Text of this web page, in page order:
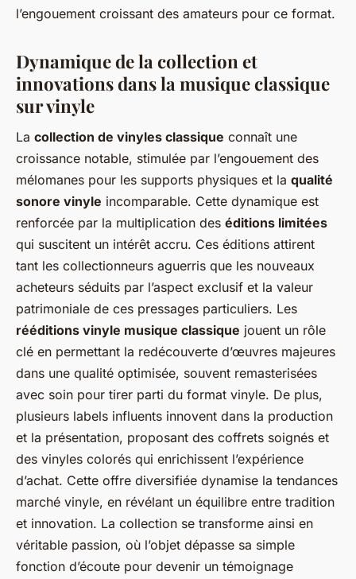
l’engouement croissant des amateurs pour ce format.
Dynamique de la collection et
innovations dans la musique classique
sur vinyle
La collection de vinyles classique connaît une
croissance notable, stimulée par l’engouement des
mélomanes pour les supports physiques et la qualité
sonore vinyle incomparable. Cette dynamique est
renforcée par la multiplication des éditions limitées
qui suscitent un intérêt accru. Ces éditions attirent
tant les collectionneurs aguerris que les nouveaux
acheteurs séduits par l’aspect exclusif et la valeur
patrimoniale de ces pressages particuliers. Les
rééditions vinyle musique classique jouent un rôle
clé en permettant la redécouverte d’œuvres majeures
dans une qualité optimisée, souvent remasterisées
avec soin pour tirer parti du format vinyle. De plus,
plusieurs labels influents innovent dans la production
et la présentation, proposant des coffrets soignés et
des vinyles colorés qui enrichissent l’expérience
d’achat. Cette offre diversifiée dynamise la tendances
marché vinyle, en révélant un équilibre entre tradition
et innovation. La collection se transforme ainsi en
véritable passion, où l’objet dépasse sa simple
fonction d’écoute pour devenir un témoignage